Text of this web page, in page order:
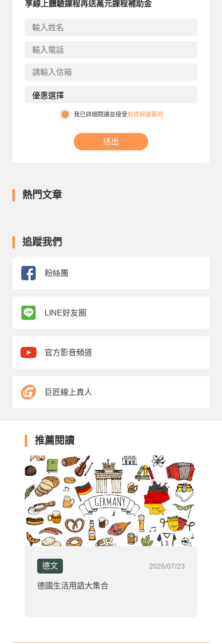
享線上體驗課程再送萬元課程補助金
我已詳細閱讀並接受個資保護聲明
送出
熱門文章
追蹤我們
粉絲團
LINE好友圈
官方影音頻道
巨匠線上真人
推薦閱讀
德文 2026/07/23
德國生活用語大集合